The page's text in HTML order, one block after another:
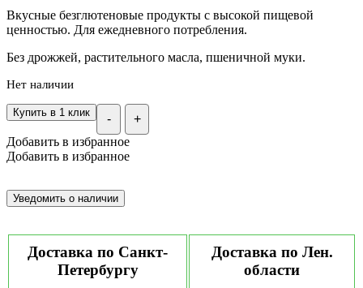
Вкусные безглютеновые продукты с высокой пищевой
ценностью. Для ежедневного потребления.
Без дрожжей, растительного масла, пшеничной муки.
Нет наличии
- +
Купить в 1 клик
Добавить в избранное
Добавить в избранное
Доставка по Санкт-
Петербургу
Доставка по Лен.
области